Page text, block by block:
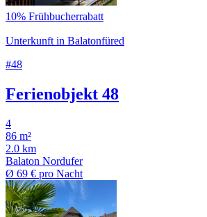
10% Frühbucherrabatt
Unterkunft in Balatonfüred
#48
Ferienobjekt 48
4
86 m²
2.0 km
Balaton Nordufer
Ø 69 € pro Nacht